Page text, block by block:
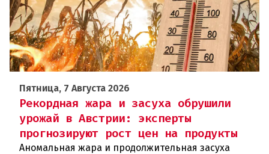
Пятница, 7 Августа 2026
Рекордная жара и засуха обрушили
урожай в Австрии: эксперты
прогнозируют рост цен на продукты
Аномальная жара и продолжительная засуха